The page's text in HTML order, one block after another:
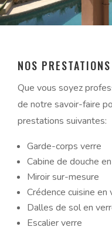
NOS
Que vous soyez
de notre savoir-faire
prestations suivantes:
Garde-corps verre
Cabine de douche
Miroir sur-mesure
Crédence cuisine en
Dalles de sol en
Escalier verre